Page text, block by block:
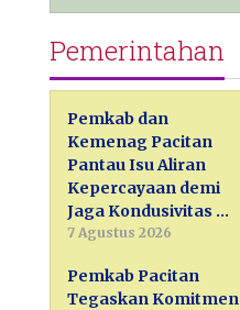
Pemerintahan
Pemkab dan
Kemenag Pacitan
Pantau Isu Aliran
Kepercayaan demi
Jaga Kondusivitas …
7 Agustus 2026
Pemkab Pacitan
Tegaskan Komitmen